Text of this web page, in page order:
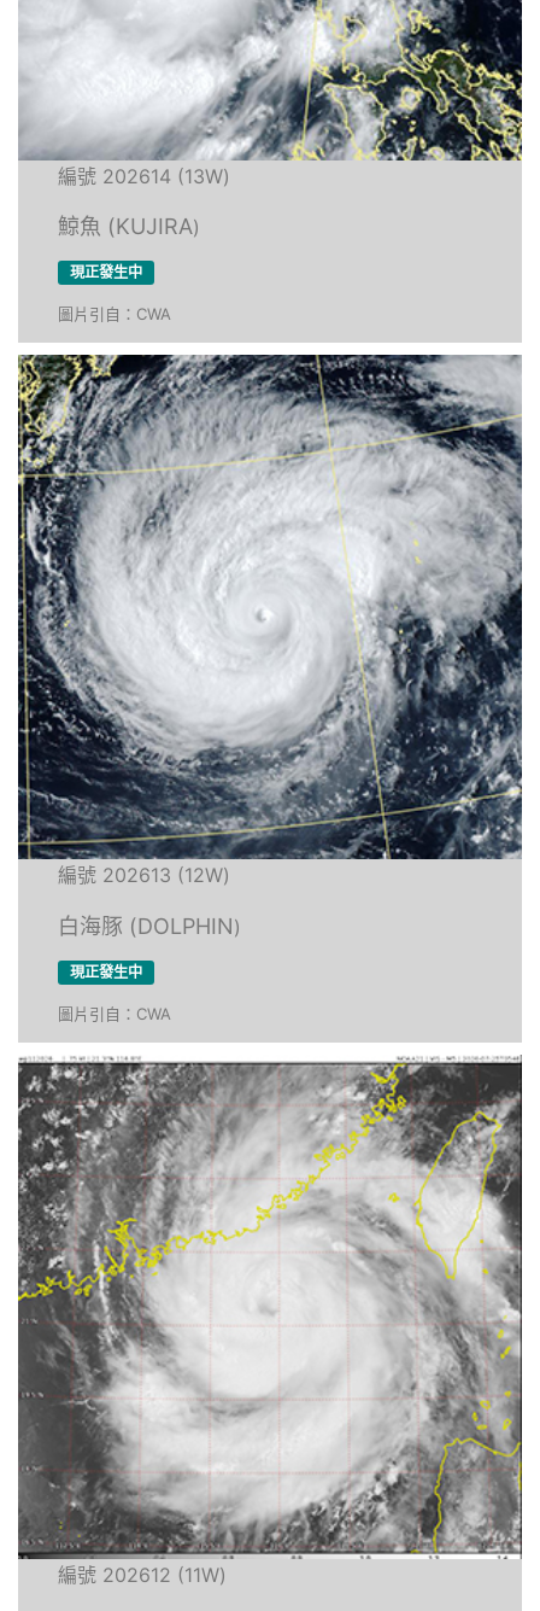
編號 202614 (13W)
鯨魚 (KUJIRA)
現正發生中
圖片引自：CWA
編號 202613 (12W)
白海豚 (DOLPHIN)
現正發生中
圖片引自：CWA
編號 202612 (11W)